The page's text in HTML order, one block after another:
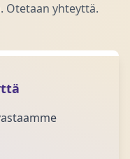
Otetaan yhteyttä.